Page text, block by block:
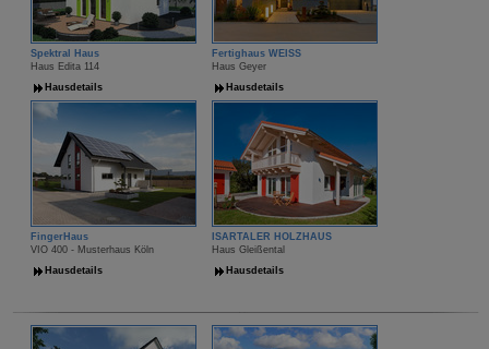
Spektral Haus
Haus Edita 114
Hausdetails
Fertighaus WEISS
Haus Geyer
Hausdetails
FingerHaus
VIO 400 - Musterhaus Köln
Hausdetails
ISARTALER HOLZHAUS
Haus Gleißental
Hausdetails